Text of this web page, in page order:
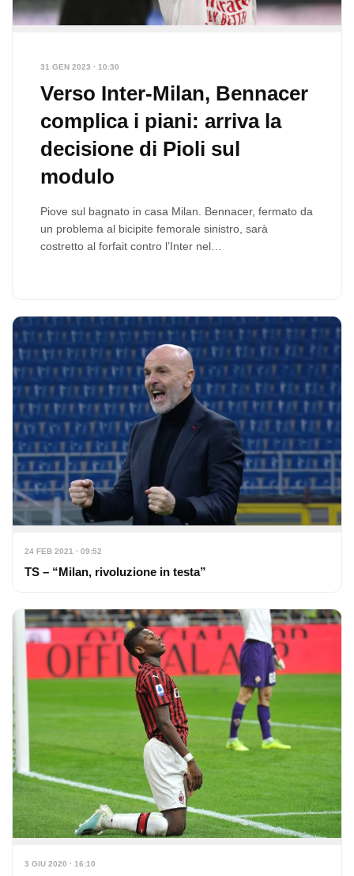
31 GEN 2023 · 10:30
Verso Inter-Milan, Bennacer
complica i piani: arriva la
decisione di Pioli sul
modulo
Piove sul bagnato in casa Milan. Bennacer, fermato da
un problema al bicipite femorale sinistro, sarà
costretto al forfait contro l’Inter nel…
24 FEB 2021 · 09:52
TS – “Milan, rivoluzione in testa”
3 GIU 2020 · 16:10